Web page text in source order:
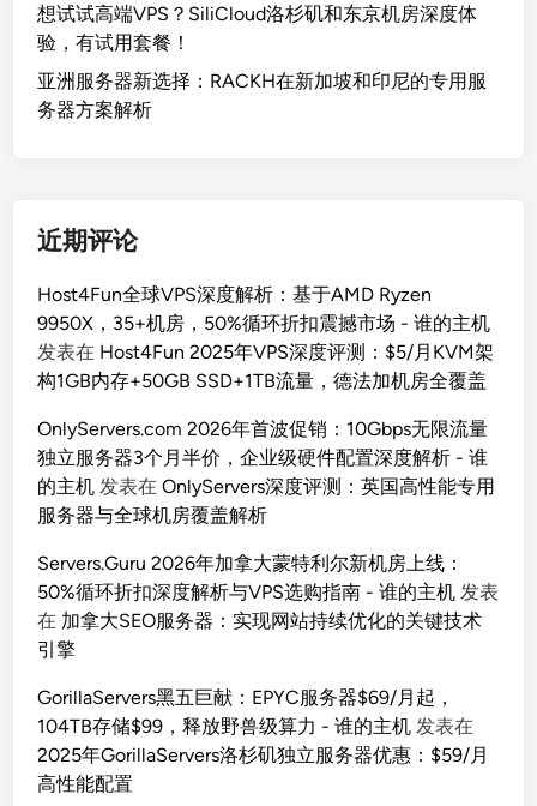
想试试高端VPS？SiliCloud洛杉矶和东京机房深度体
验，有试用套餐！
亚洲服务器新选择：RACKH在新加坡和印尼的专用服
务器方案解析
近期评论
Host4Fun全球VPS深度解析：基于AMD Ryzen
9950X，35+机房，50%循环折扣震撼市场 - 谁的主机
发表在 Host4Fun 2025年VPS深度评测：$5/月KVM架
构1GB内存+50GB SSD+1TB流量，德法加机房全覆盖
OnlyServers.com 2026年首波促销：10Gbps无限流量
独立服务器3个月半价，企业级硬件配置深度解析 - 谁
的主机 发表在OnlyServers深度评测：英国高性能专用
服务器与全球机房覆盖解析
Servers.Guru 2026年加拿大蒙特利尔新机房上线：
50%循环折扣深度解析与VPS选购指南 - 谁的主机 发表
在 加拿大SEO服务器：实现网站持续优化的关键技术
引擎
GorillaServers黑五巨献：EPYC服务器$69/月起，
104TB存储$99，释放野兽级算力 - 谁的主机 发表在
2025年GorillaServers洛杉矶独立服务器优惠：$59/月
高性能配置